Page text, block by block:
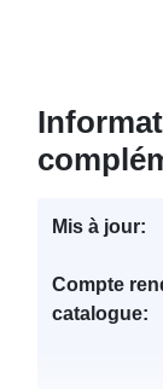
Mis à jour:
Compte
catalogue: